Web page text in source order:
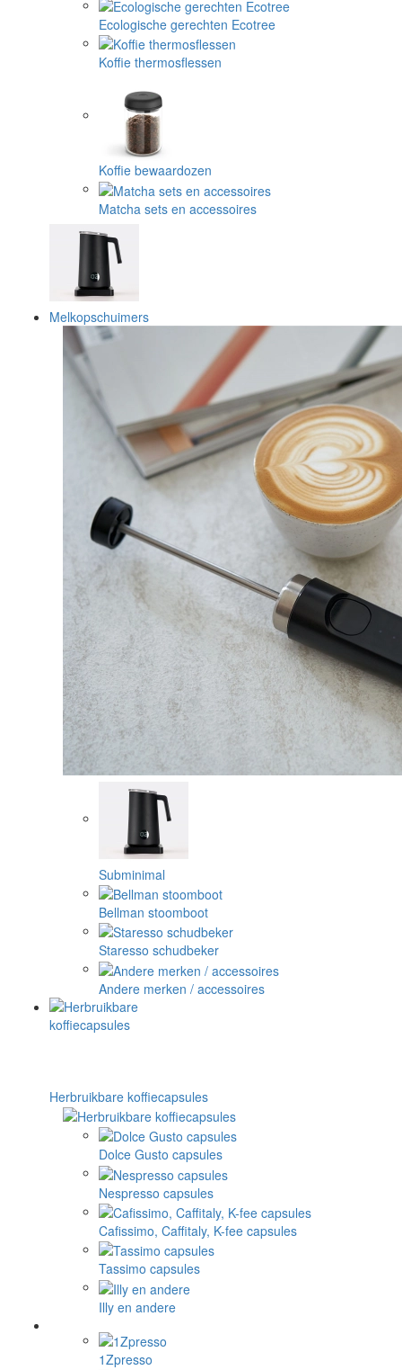
Ecologische gerechten Ecotree
Koffie thermosflessen
Koffie bewaardozen
Matcha sets en accessoires
Melkopschuimers
Subminimal
Bellman stoomboot
Staresso schudbeker
Andere merken / accessoires
Herbruikbare koffiecapsules
Dolce Gusto capsules
Nespresso capsules
Cafissimo, Caffitaly, K-fee capsules
Tassimo capsules
Illy en andere
1Zpresso